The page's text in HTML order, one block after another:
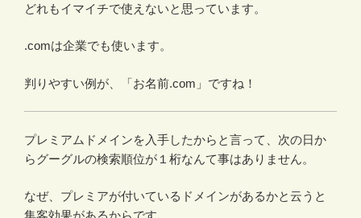
どれもイマイチで使えないと思っています。
.comは企業でも使います。
判りやすい例が、「お名前.com」ですね！
プレミアムドメインを入手したからと言って、次の日か
らグーグルの検索順位が１桁なんて事はありません。
なぜ、プレミアが付いているドメインがあるかと云うと